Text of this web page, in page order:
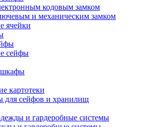
кодовым замком
и механическим замком
ячейки
сейфы
картотеки
для сейфов и хранилищ